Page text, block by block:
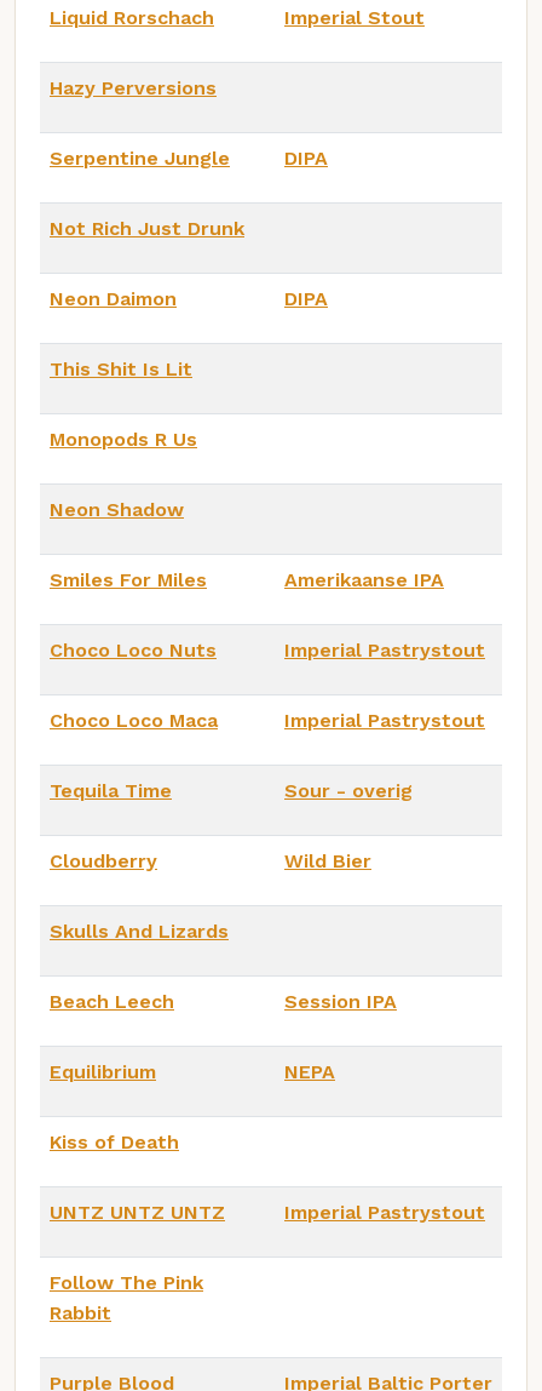
Liquid Rorschach Imperial Stout
Hazy Perversions
Serpentine Jungle DIPA
Not Rich Just Drunk
Neon Daimon DIPA
This Shit Is Lit
Monopods R Us
Neon Shadow
Smiles For Miles Amerikaanse IPA
Choco Loco Nuts Imperial Pastrystout
Choco Loco Maca Imperial Pastrystout
Tequila Time Sour - overig
Cloudberry Wild Bier
Skulls And Lizards
Beach Leech Session IPA
Equilibrium NEPA
Kiss of Death
UNTZ UNTZ UNTZ Imperial Pastrystout
Follow The Pink
Rabbit
Purple Blood Imperial Baltic Porter